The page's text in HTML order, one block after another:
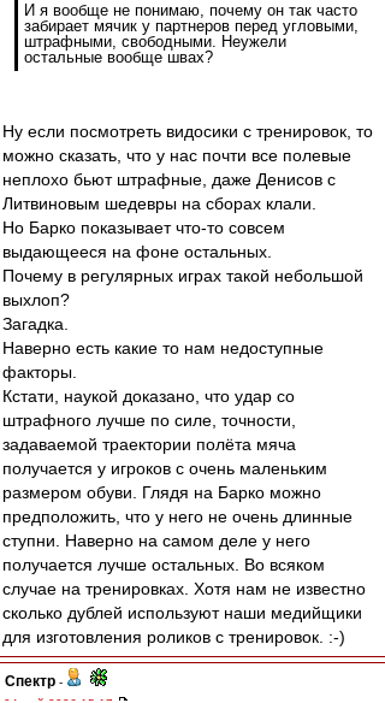
И я вообще не понимаю, почему он так часто
забирает мячик у партнеров перед угловыми,
штрафными, свободными. Неужели
остальные вообще швах?
Ну если посмотреть видосики с тренировок, то
можно сказать, что у нас почти все полевые
неплохо бьют штрафные, даже Денисов с
Литвиновым шедевры на сборах клали.
Но Барко показывает что-то совсем
выдающееся на фоне остальных.
Почему в регулярных играх такой небольшой
выхлоп?
Загадка.
Наверно есть какие то нам недоступные
факторы.
Кстати, наукой доказано, что удар со
штрафного лучше по силе, точности,
задаваемой траектории полёта мяча
получается у игроков с очень маленьким
размером обуви. Глядя на Барко можно
предположить, что у него не очень длинные
ступни. Наверно на самом деле у него
получается лучше остальных. Во всяком
случае на тренировках. Хотя нам не известно
сколько дублей используют наши медийщики
для изготовления роликов с тренировок. :-)
Спектр -